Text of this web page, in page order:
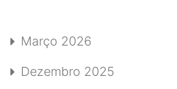
Março 2026
Dezembro 2025